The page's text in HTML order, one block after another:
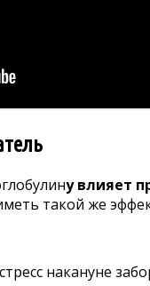
у влияет
такой же
накануне